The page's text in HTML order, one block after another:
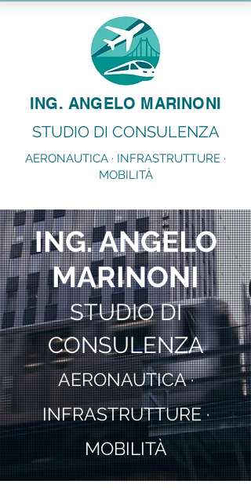
ING. ANGELO MARINONI
STUDIO DI CONSULENZA
AERONAUTICA · INFRASTRUTTURE ·
MOBILITÀ
ING. ANGELO
MARINONI
STUDIO DI
CONSULENZA
AERONAUTICA ·
INFRASTRUTTURE ·
MOBILITÀ